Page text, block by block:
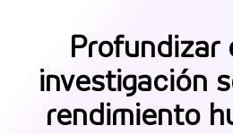
Profundizar
investigación
rendimiento